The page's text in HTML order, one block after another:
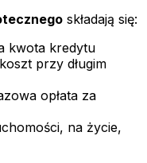
składają się:
kwota kredytu
przy długim
opłata za
na życie,